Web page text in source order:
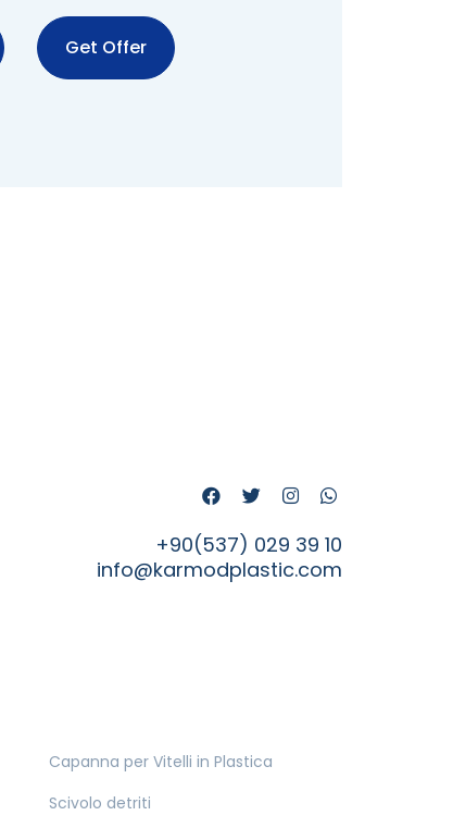
Get Offer
+90(537) 029 39 10
info@karmodplastic.com
Capanna per Vitelli in Plastica
Scivolo detriti